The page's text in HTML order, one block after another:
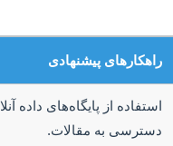
راهکارهای پیشنهادی
استفاده از پایگاه‌های داده
دسترسی به مقالات.